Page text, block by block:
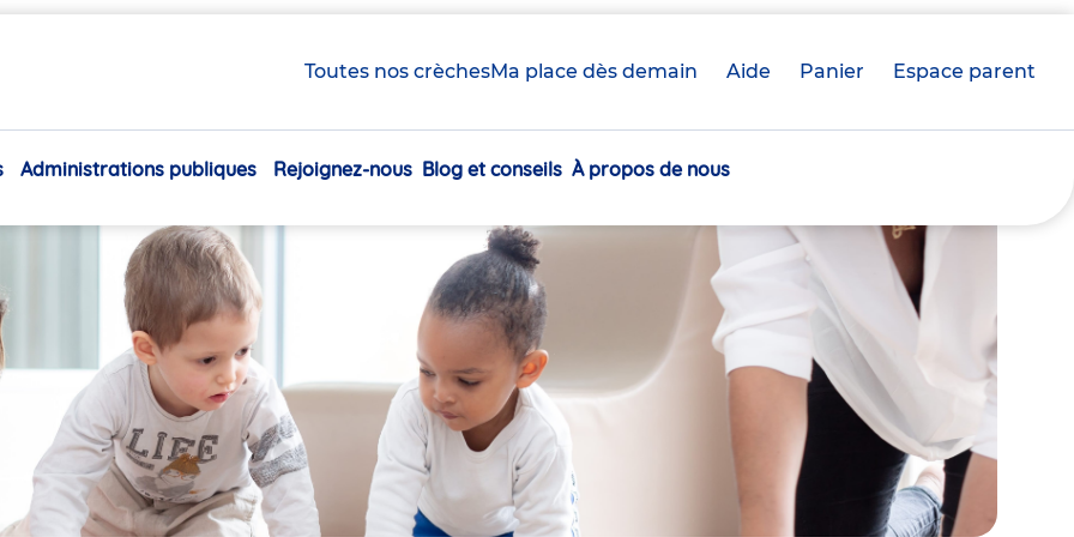
Toutes nos crèchesMa place dès demain Aide Panier crèche(s)
Espace parent
Navigation
Administrations publiques Rejoignez-nous Blog et conseils À propos de nous